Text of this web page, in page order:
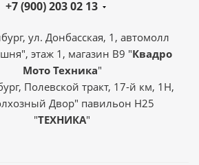
+7 (900) 203 02 13
ул. Донбасская, 1, автомолл
этаж 1, магазин В9 "Квадро
Мото Техника"
Полевской тракт, 17-й км, 1Н,
Двор" павильон Н25
"ТЕХНИКА"